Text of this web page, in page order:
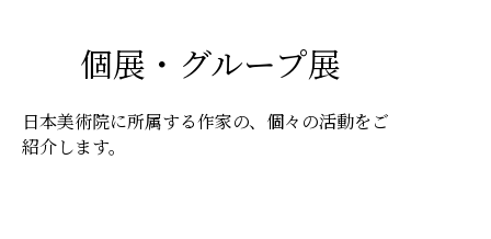
個展・グループ展
日本美術院に所属する作家の、個々の活動をご
紹介します。